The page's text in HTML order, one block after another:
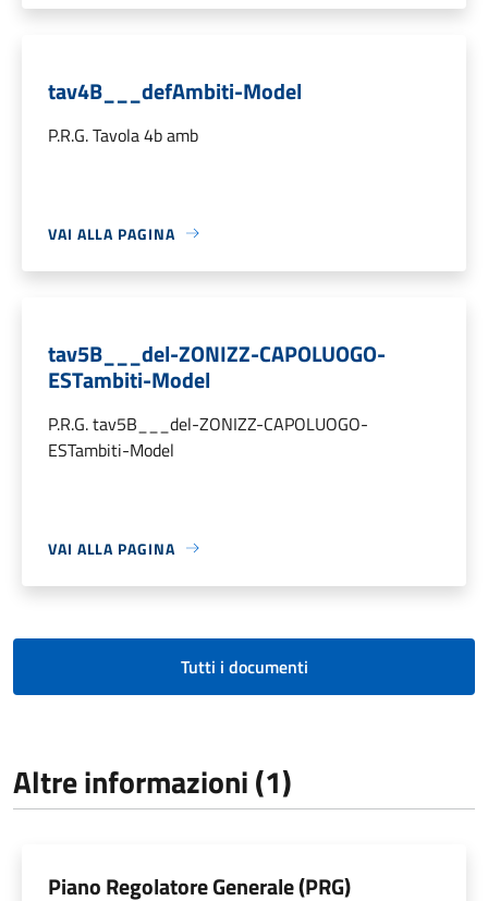
tav4B___defAmbiti-Model
P.R.G. Tavola 4b amb
VAI ALLA PAGINA
tav5B___del-ZONIZZ-CAPOLUOGO-
ESTambiti-Model
P.R.G. tav5B___del-ZONIZZ-CAPOLUOGO-
ESTambiti-Model
VAI ALLA PAGINA
Tutti i documenti
Altre informazioni (1)
Piano Regolatore Generale (PRG)